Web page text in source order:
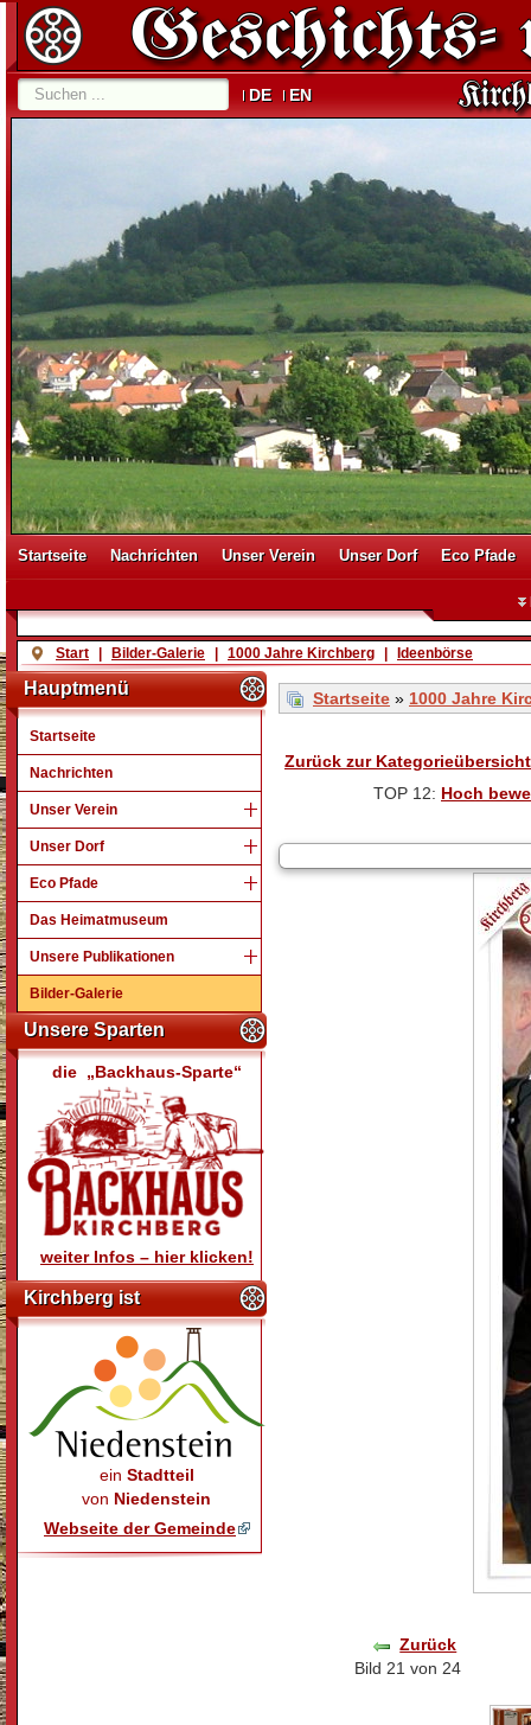
DE EN
Startseite Nachrichten Unser Verein Unser Dorf Eco Pfade
Start Bilder-Galerie 1000 Jahre Kirchberg Ideenbörse
Hauptmenü
Startseite
Nachrichten
Unser Verein
Unser Dorf
Eco Pfade
Das Heimatmuseum
Unsere Publikationen
Bilder-Galerie
Unsere Sparten
die „Backhaus-Sparte“
weiter Infos – hier klicken!
Kirchberg ist
ein Stadtteil
von Niedenstein
Webseite der Gemeinde
Startseite » 1000 Jahre
Zurück zur Kategorieübersicht
TOP 12: Hoch
Zurück
Bild 21 von 24